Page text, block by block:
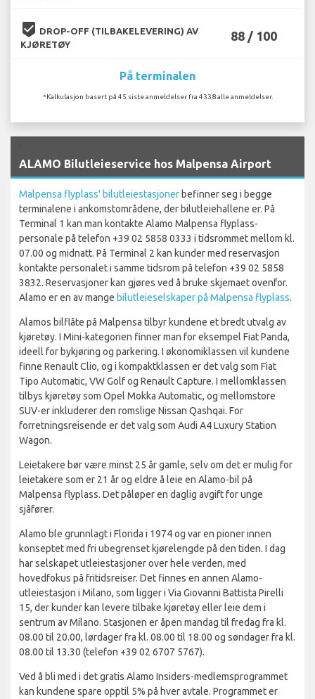
beenhere DROP-OFF (TILBAKELEVERING) AV
KJØRETØY
88 / 100
På terminalen
*Kalkulasjon basert på 45 siste anmeldelser fra 4338 alle anmeldelser.
ALAMO Bilutleieservice hos Malpensa Airport
Malpensa flyplass' bilutleiestasjonerbefinner seg i begge
terminalene i ankomstområdene, der bilutleiehallene er. På
Terminal 1 kan man kontakte Alamo Malpensa flyplass-
personale på telefon +39 02 5858 0333 i tidsrommet mellom kl.
07.00 og midnatt. På Terminal 2 kan kunder med reservasjon
kontakte personalet i samme tidsrom på telefon +39 02 5858
3832. Reservasjoner kan gjøres ved å bruke skjemaet ovenfor.
Alamo er en av mange bilutleieselskaper på Malpensa flyplass.
Alamos bilflåte på Malpensa tilbyr kundene et bredt utvalg av
kjøretøy. I Mini-kategorien finner man for eksempel Fiat Panda,
ideell for bykjøring og parkering. I økonomiklassen vil kundene
finne Renault Clio, og i kompaktklassen er det valg som Fiat
Tipo Automatic, VW Golf og Renault Capture. I mellomklassen
tilbys kjøretøy som Opel Mokka Automatic, og mellomstore
SUV-er inkluderer den romslige Nissan Qashqai. For
forretningsreisende er det valg som Audi A4 Luxury Station
Wagon.
Leietakere bør være minst 25 år gamle, selv om det er mulig for
leietakere som er 21 år og eldre å leie en Alamo-bil på
Malpensa flyplass. Det påløper en daglig avgift for unge
sjåfører.
Alamo ble grunnlagt i Florida i 1974 og var en pioner innen
konseptet med fri ubegrenset kjørelengde på den tiden. I dag
har selskapet utleiestasjoner over hele verden, med
hovedfokus på fritidsreiser. Det finnes en annen Alamo-
utleiestasjon i Milano, som ligger i Via Giovanni Battista Pirelli
15, der kunder kan levere tilbake kjøretøy eller leie dem i
sentrum av Milano. Stasjonen er åpen mandag til fredag fra kl.
08.00 til 20.00, lørdager fra kl. 08.00 til 18.00 og søndager fra kl.
08.00 til 13.30 (telefon +39 02 6707 5767).
Ved å bli med i det gratis Alamo Insiders-medlemsprogrammet
kan kundene spare opptil 5% på hver avtale. Programmet er